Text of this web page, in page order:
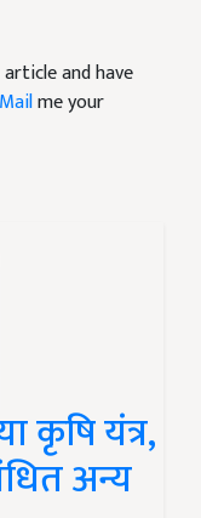
and have
Mailme your
कृषि यंत्र,
अन्य